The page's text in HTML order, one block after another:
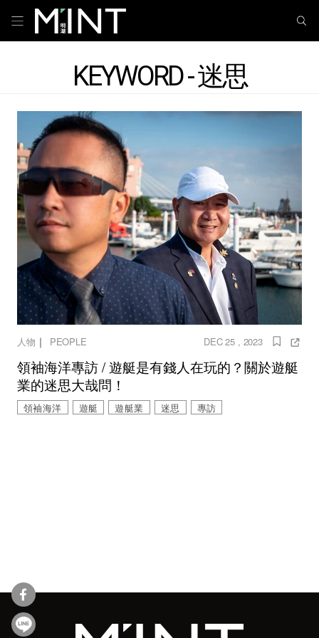
KEYWORD - 迷思
人物 ｜ PEOPLE DEC 25 , 2023
領袖海洋專訪 / 遊艇是有錢人在玩的？關於遊艇
業的迷思大哉問！
領袖海洋 遊艇 遊艇業 迷思 專訪